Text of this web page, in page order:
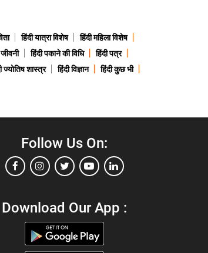
हिंदी यात्रा विशेष
हिंदी महिला विशेष
जीवनी हिंदी पकाने की विधि
हिंदी पत्र
ज्योतिष शास्त्र हिंदी विज्ञान
हिंदी कुछ भी
Follow Us On:
Download Our App :